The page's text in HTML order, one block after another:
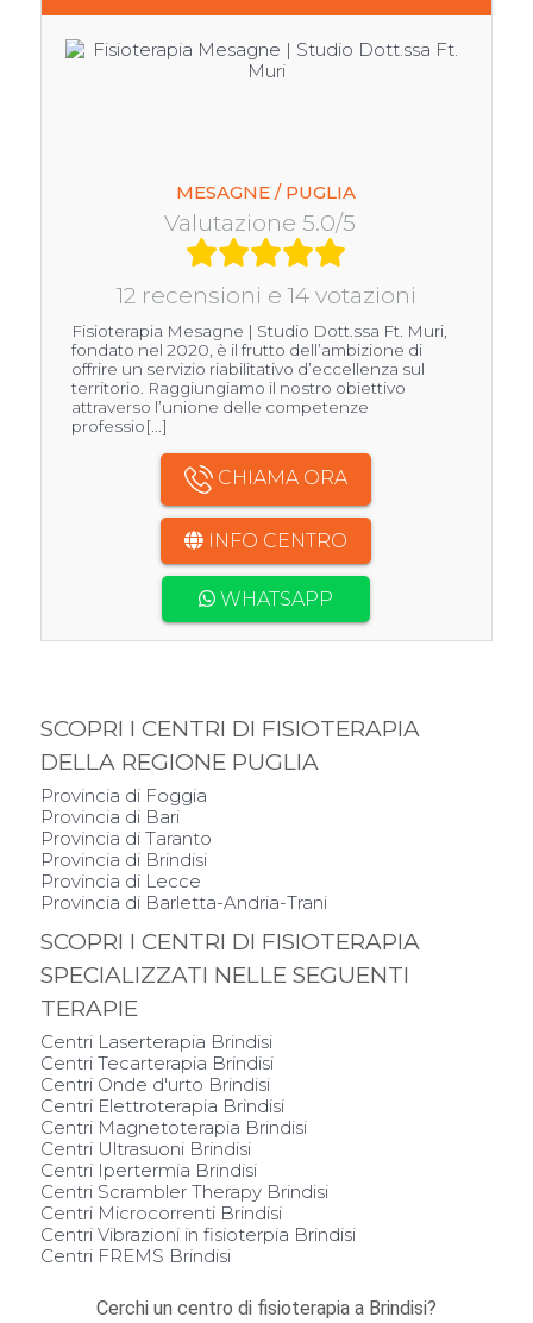
MESAGNE / PUGLIA
Valutazione 5.0/5
12 recensioni e 14 votazioni
Fisioterapia Mesagne | Studio Dott.ssa Ft. Muri,
fondato nel 2020, è il frutto dell’ambizione di
offrire un servizio riabilitativo d’eccellenza sul
territorio. Raggiungiamo il nostro obiettivo
attraverso l’unione delle competenze
professio[...]
CHIAMA ORA
INFO CENTRO
WHATSAPP
SCOPRI I CENTRI DI FISIOTERAPIA
DELLA REGIONE PUGLIA
Provincia di Foggia
Provincia di Bari
Provincia di Taranto
Provincia di Brindisi
Provincia di Lecce
Provincia di Barletta-Andria-Trani
SCOPRI I CENTRI DI FISIOTERAPIA
SPECIALIZZATI NELLE SEGUENTI
TERAPIE
Centri Laserterapia Brindisi
Centri Tecarterapia Brindisi
Centri Onde d'urto Brindisi
Centri Elettroterapia Brindisi
Centri Magnetoterapia Brindisi
Centri Ultrasuoni Brindisi
Centri Ipertermia Brindisi
Centri Scrambler Therapy Brindisi
Centri Microcorrenti Brindisi
Centri Vibrazioni in fisioterpia Brindisi
Centri FREMS Brindisi
Cerchi un centro di fisioterapia a Brindisi?